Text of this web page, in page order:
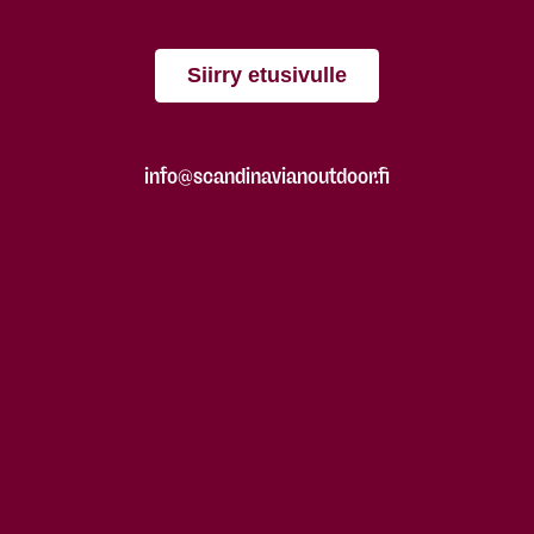
Siirry etusivulle
info@scandinavianoutdoor.fi